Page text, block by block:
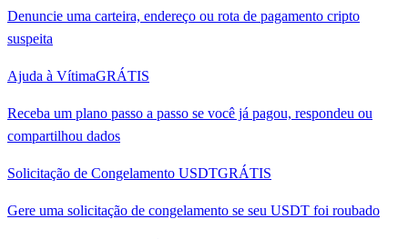
Denuncie uma carteira, endereço ou rota de pagamento cripto
suspeita
Ajuda à VítimaGRÁTIS
Receba um plano passo a passo se você já pagou, respondeu ou
compartilhou dados
Solicitação de Congelamento USDTGRÁTIS
Gere uma solicitação de congelamento se seu USDT foi roubado